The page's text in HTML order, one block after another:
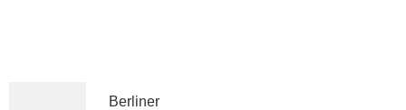
Berliner